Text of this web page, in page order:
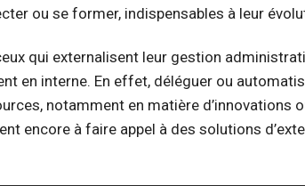
ou se former, indispensables à leur
qui externalisent leur gestion
en interne. En effet, déléguer ou
notamment en matière d’innovations
encore à faire appel à des solutions